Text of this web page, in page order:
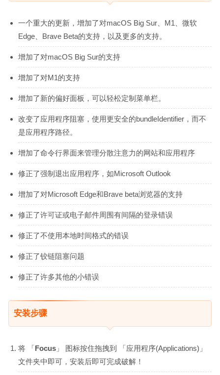
一个重大的更新，增加了对macOS Big Sur、M1、微软
Edge、Brave Beta的支持，以及更多的支持。
增加了对macOS Big Sur的支持
增加了对M1的支持
增加了新的偏好面板，可以轻松定制菜单栏。
改变了应用程序阻塞，使用更安全的bundleIdentifier，而不
是应用程序路径。
增加了命令行界面来管理分散注意力的网站和应用程序
修正了强制退出应用程序，如Microsoft Outlook
增加了对Microsoft Edge和Brave beta浏览器的支持
修正了许可证或电子邮件周围有间隔的登录错误
修正了不使用本地时间格式的错误
修正了铰链阻塞问题
修正了许多其他的小错误
安装步骤
将 「Focus 」 图标按住拖拽到 「应用程序(Applications)」
文件夹中即可，安装后即可完成破解！